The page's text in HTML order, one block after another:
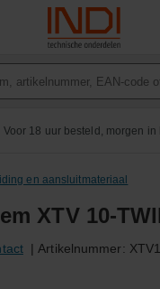
Voor 18 uur besteld, morgen in
en aansluitmateriaal
XTV 10-
| Artikelnummer: